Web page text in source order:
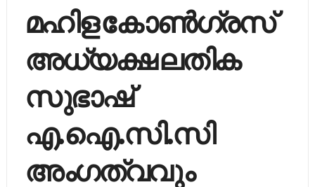
മഹിള കോണ്‍ഗ്രസ്
അധ്യക്ഷ ലതിക
സുഭാഷ്
എ.ഐ.സി.സി
അംഗത്വവും